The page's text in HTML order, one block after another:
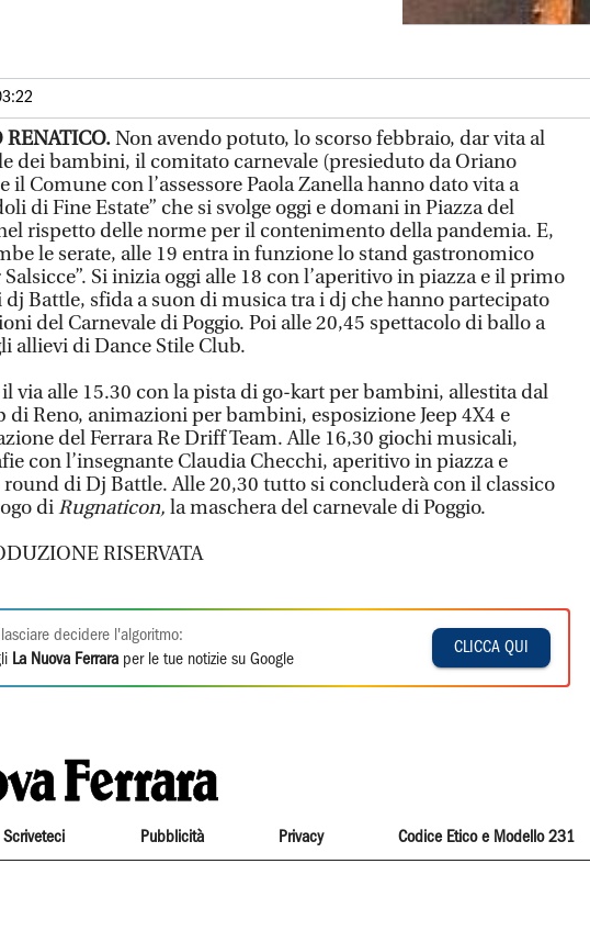
RENATICO.Non avendo potuto, lo scorso febbraio, dar vita al
dei bambini, il comitato carnevale (presieduto da Oriano
il Comune con l’assessore Paola Zanella hanno dato vita a
di Fine Estate” che si svolge oggi e domani in Piazza del
rispetto delle norme per il contenimento della pandemia. E,
le serate, alle 19 entra in funzione lo stand gastronomico
Salsicce”. Si inizia oggi alle 18 con l’aperitivo in piazza e il primo
Battle, sfida a suon di musica tra i dj che hanno partecipato
del Carnevale di Poggio. Poi alle 20,45 spettacolo di ballo a
allievi di Dance Stile Club.
via alle 15.30 con la pista di go-kart per bambini, allestita dal
di Reno, animazioni per bambini, esposizione Jeep 4X4 e
del Ferrara Re Driff Team. Alle 16,30 giochi musicali,
con l’insegnante Claudia Checchi, aperitivo in piazza e
round di Dj Battle. Alle 20,30 tutto si concluderà con il classico
diRugnaticon, la maschera del carnevale di Poggio.
RISERVATA
lasciare decidere l'algoritmo:
La Nuova Ferrara per le tue notizie su Google
CLICCA QUI
Scriveteci Pubblicità Privacy Codice Etico e Modello 231